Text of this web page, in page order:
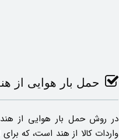
حمل بار هوایی از
در روش حمل بار هوایی از
واردات کالا از هند است، که